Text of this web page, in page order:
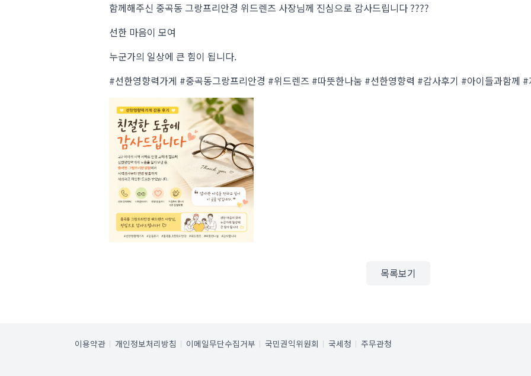
함께해주신 중곡동 그랑프리안경 위드렌즈 사장님께 진심으로 감사드립니다 ????
선한 마음이 모여
누군가의 일상에 큰 힘이 됩니다.
#선한영향력가게 #중곡동그랑프리안경 #위드렌즈 #따뜻한나눔 #선한영향력 #감사후기 #아이들과함께 #
목록보기
이용약관 개인정보처리방침 이메일무단수집거부 국민권익위원회 국세청 주무관청